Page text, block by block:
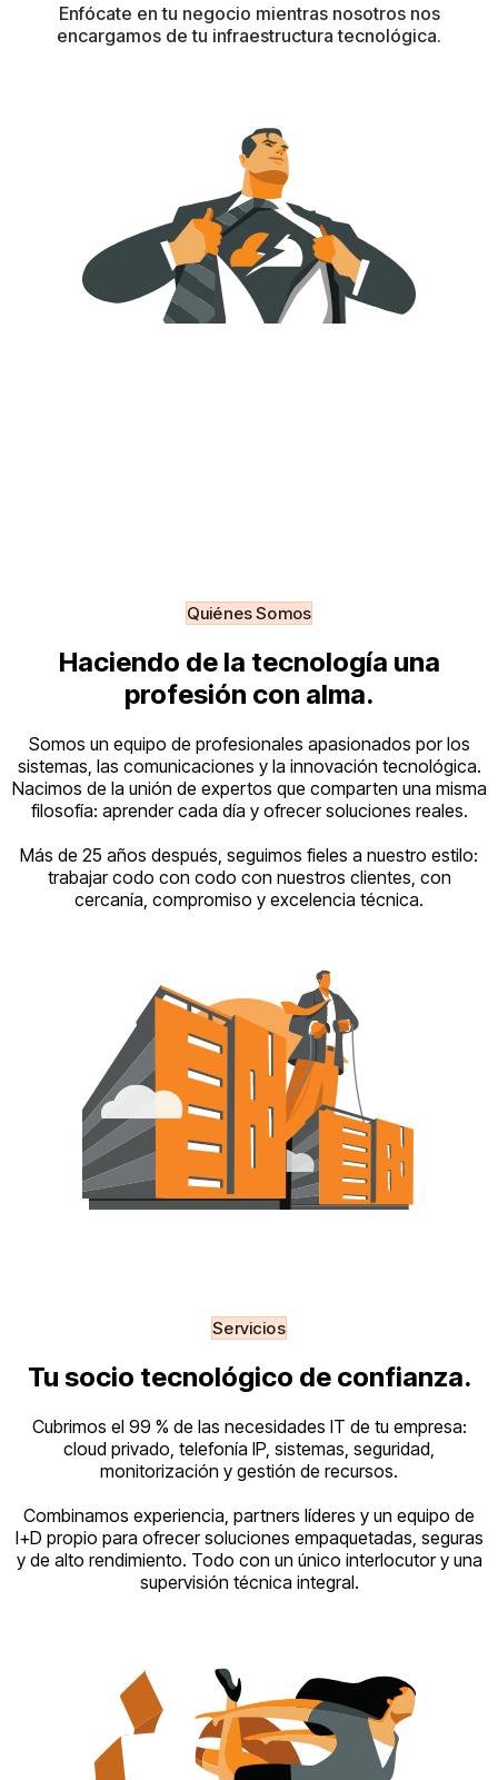
Enfócate en tu negocio mientras nosotros nos
encargamos de tu infraestructura tecnológica.
Quiénes Somos
Haciendo de la tecnología una
profesión con alma.
Somos un equipo de profesionales apasionados por los
sistemas, las comunicaciones y la innovación tecnológica.
Nacimos de la unión de expertos que comparten una misma
filosofía: aprender cada día y ofrecer soluciones reales.
Más de 25 años después, seguimos fieles a nuestro estilo:
trabajar codo con codo con nuestros clientes, con
cercanía, compromiso y excelencia técnica.
Servicios
Tu socio tecnológico de confianza.
Cubrimos el 99 % de las necesidades IT de tu empresa:
cloud privado, telefonía IP, sistemas, seguridad,
monitorización y gestión de recursos.
Combinamos experiencia, partners líderes y un equipo de
I+D propio para ofrecer soluciones empaquetadas, seguras
y de alto rendimiento. Todo con un único interlocutor y una
supervisión técnica integral.